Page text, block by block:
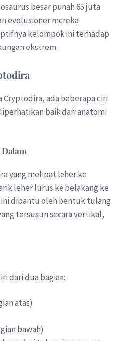
besar punah 65 juta
evolusioner mereka
kelompok ini terhadap
ekstrem.
ada beberapa ciri
baik dari anatomi
yang melipat leher ke
leher lurus ke belakang ke
ini dibantu oleh bentuk tulang
tersusun secara vertikal,
dari dua bagian:
atas)
bawah)